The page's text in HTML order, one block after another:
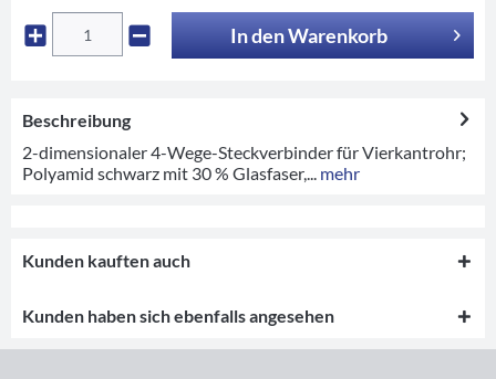
In denWarenkorb
Beschreibung
2-dimensionaler 4-Wege-Steckverbinder für Vierkantrohr;
Polyamid schwarz mit 30 % Glasfaser,...
mehr
Kunden kauften auch
Kunden haben sich ebenfalls angesehen